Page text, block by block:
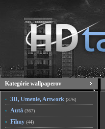
Kategórie wallpaperov
3D, Umenie, Artwork (376)
Autá (367)
Filmy (44)